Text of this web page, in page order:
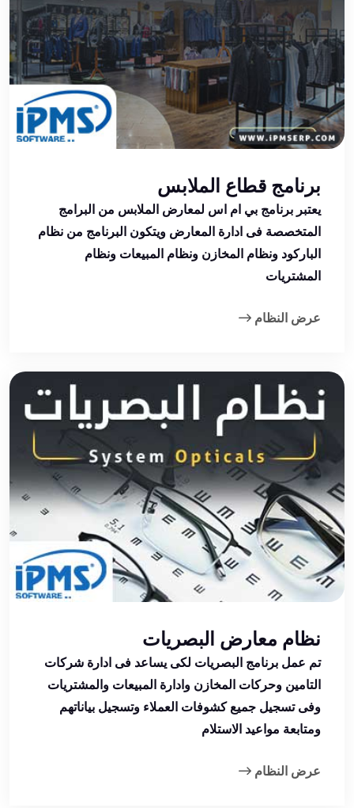
برنامج قطاع الملابس
يعتبر برنامج بي ام اس لمعارض الملابس من البرامج
المتخصصة فى ادارة المعارض ويتكون البرنامج من نظام
الباركود ونظام المخازن ونظام المبيعات ونظام
المشتريات
عرض النظام
نظام معارض البصريات
تم عمل برنامج البصريات لكى يساعد فى ادارة شركات
التامين وحركات المخازن وادارة المبيعات والمشتريات
وفى تسجيل جميع كشوفات العملاء وتسجيل بياناتهم
ومتابعة مواعيد الاستلام
عرض النظام